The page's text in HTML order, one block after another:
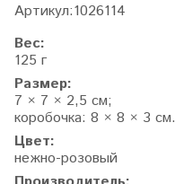
Артикул:1026114
Вес:
125 г
Размер:
7 × 7 × 2,5 см;
коробочка: 8 × 8 × 3 см.
Цвет:
нежно-розовый